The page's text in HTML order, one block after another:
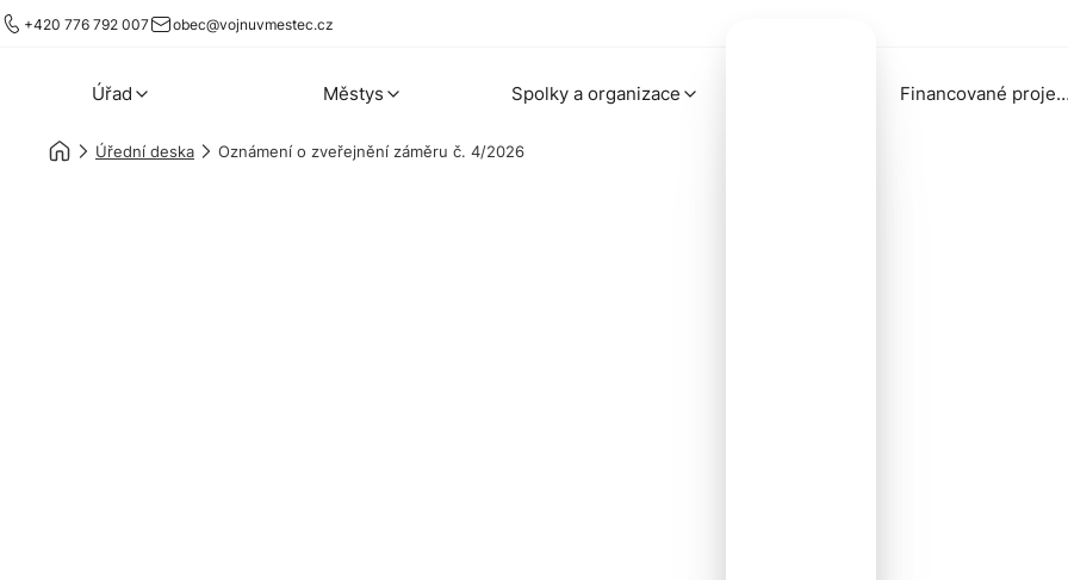
+420 776 792 007 obec@vojnuvmestec.cz
Úřad Městys Spolky a organizace Financované projekty
Úřední deska Oznámení o zveřejnění záměru č. 4/2026